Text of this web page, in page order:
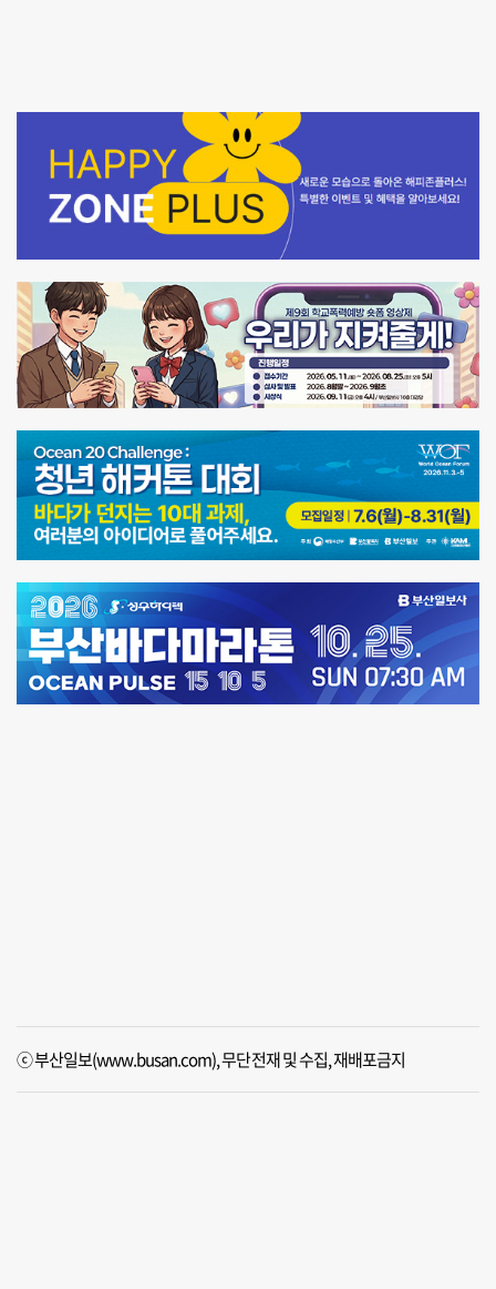
ⓒ 부산일보(www.busan.com), 무단전재 및 수집, 재배포금지